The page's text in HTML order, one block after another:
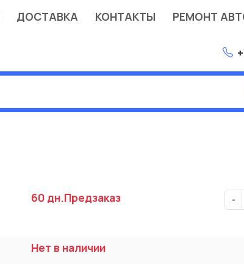
ДОСТАВКА КОНТАКТЫ РЕМОНТ
60 дн.Предзаказ -
Нет в наличии